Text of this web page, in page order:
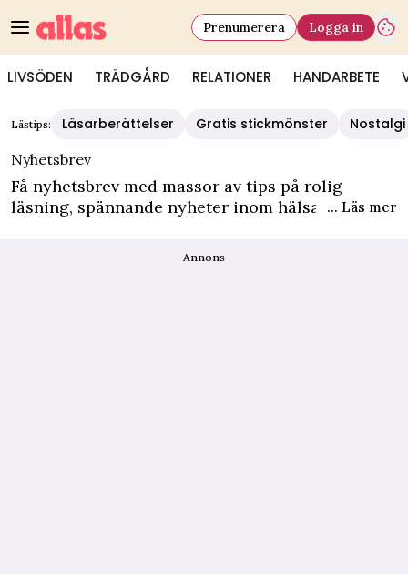
LIVSÖDEN TRÄDGÅRD RELATIONER HANDARBETE
Prenumerera Logga in
Allas - Nyhetsbrev
Lästips: Läsarberättelser Gratis stickmönster
Nostalgi
Nyhetsbrev
Få nyhetsbrev med massor av tips på rolig
läsning, spännande nyheter inom hälsa och
e-post varje vecka. Nyhetsbrevet är helt gratis!
... Läs mer
Annons